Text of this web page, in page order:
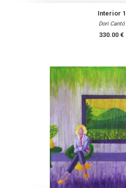
Interior 1
Dori Cantó
330.00 €